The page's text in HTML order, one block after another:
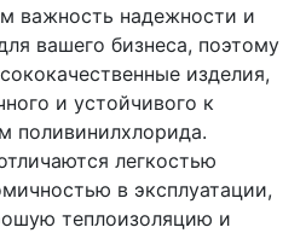
важность надежности и
вашего бизнеса, поэтому
изделия,
и устойчивого к
поливинилхлорида.
легкостью
в эксплуатации,
теплоизоляцию и